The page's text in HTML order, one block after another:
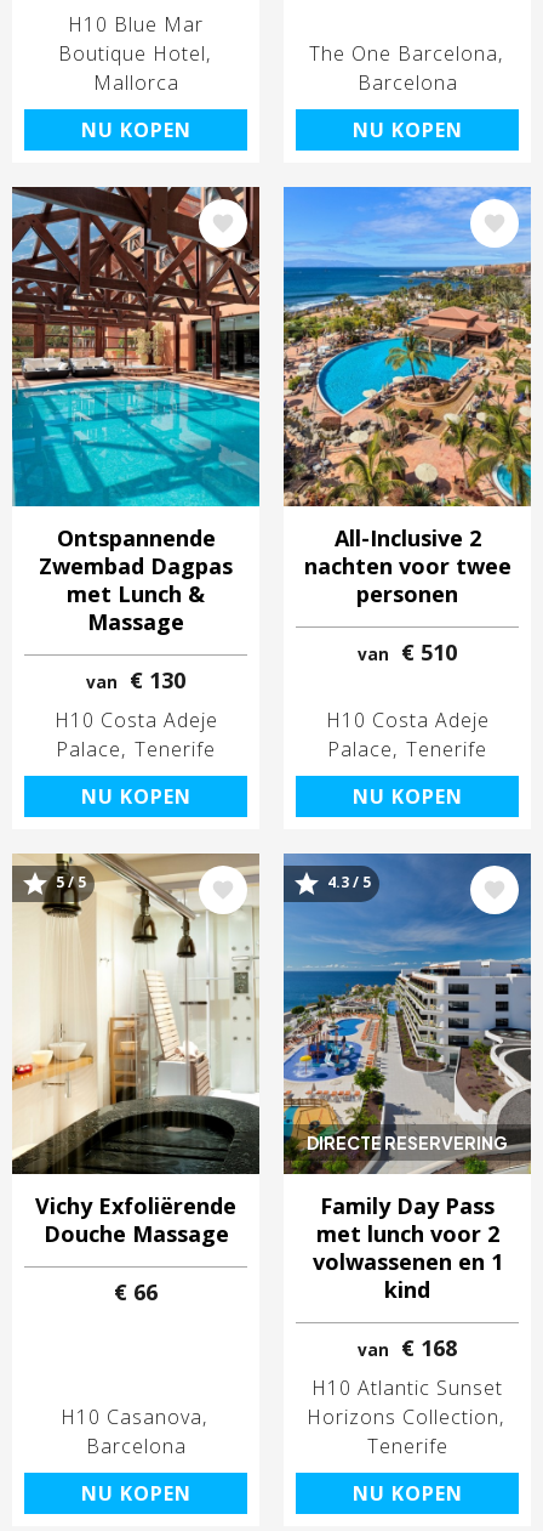
H10 Blue Mar
Boutique Hotel
Mallorca
NU KOPEN
The One Barcelona
Barcelona
NU KOPEN
Afbeelding
Ontspannende
Zwembad Dagpas
met Lunch &
Massage
van € 130
H10 Costa Adeje
Palace Tenerife
NU KOPEN
Afbeelding
All-Inclusive 2
nachten voor twee
personen
van € 510
H10 Costa Adeje
Palace Tenerife
NU KOPEN
Afbeelding
5 / 5
Vichy Exfoliërende
Douche Massage
€ 66
H10 Casanova
Barcelona
NU KOPEN
DIRECTE RESERVERING
Afbeelding
4.3 / 5
Family Day Pass
met lunch voor 2
volwassenen en 1
kind
van € 168
H10 Atlantic Sunset
Horizons Collection
Tenerife
NU KOPEN